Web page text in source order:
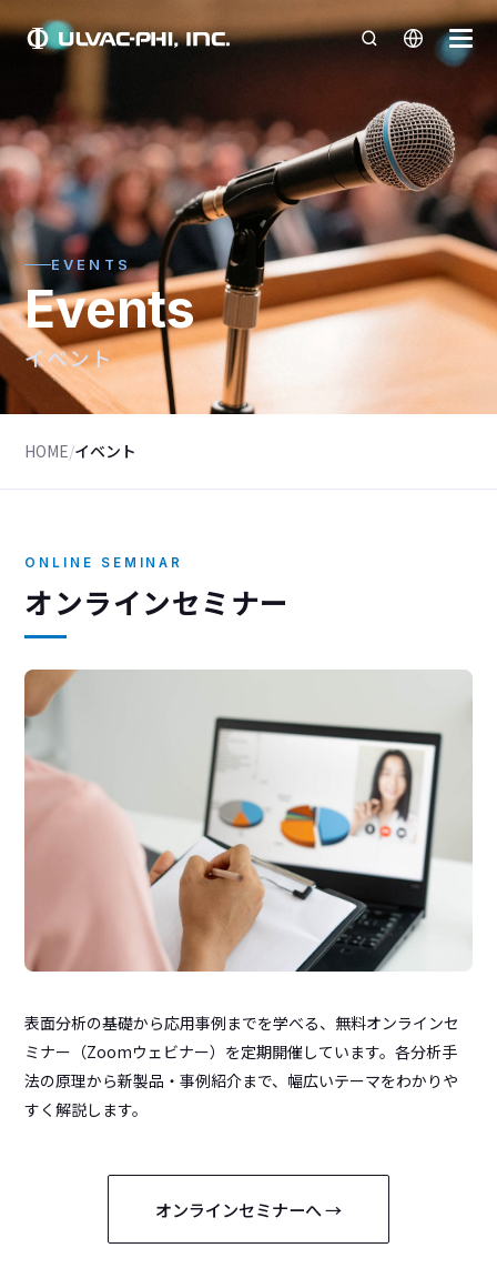
EVENTS
Events
イベント
HOME/イベント
ONLINE SEMINAR
オンラインセミナー
表面分析の基礎から応用事例までを学べる、無料オンラインセ
ミナー（Zoomウェビナー）を定期開催しています。各分析手
法の原理から新製品・事例紹介まで、幅広いテーマをわかりや
すく解説します。
オンラインセミナーへ →